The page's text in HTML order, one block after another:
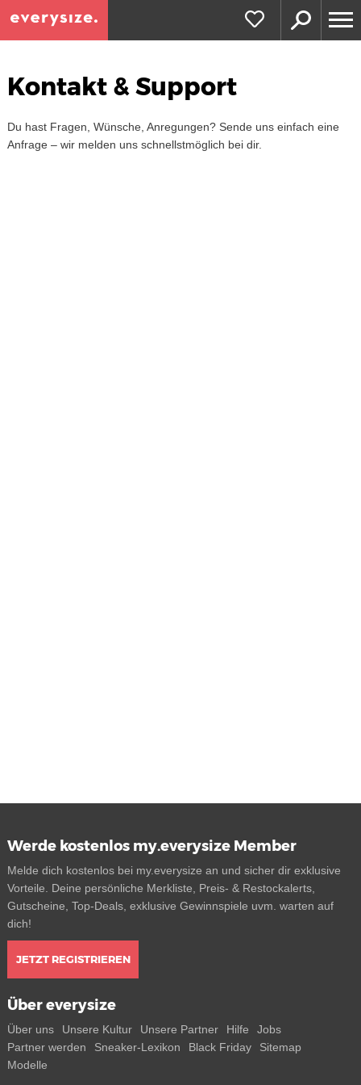
Kontakt & Support
Du hast Fragen, Wünsche, Anregungen? Sende uns einfach eine
Anfrage – wir melden uns schnellstmöglich bei dir.
Werde kostenlos my.everysize Member
Melde dich kostenlos bei my.everysize an und sicher dir exklusive
Vorteile. Deine persönliche Merkliste, Preis- & Restockalerts,
Gutscheine, Top-Deals, exklusive Gewinnspiele uvm. warten auf
dich!
JETZT REGISTRIEREN
Über everysize
Über uns Unsere Kultur Unsere Partner Hilfe
Jobs
Partner werden
Sneaker-Lexikon Black Friday
Sitemap
Modelle